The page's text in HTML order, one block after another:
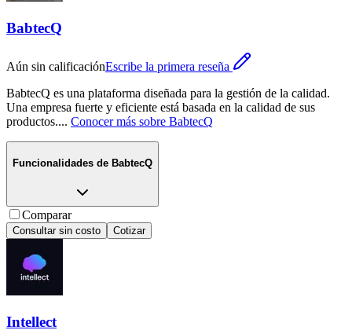
BabtecQ
Aún sin calificaciónEscribe la primera reseña
BabtecQ es una plataforma diseñada para la gestión de la calidad.
Una empresa fuerte y eficiente está basada en la calidad de sus
productos.... Conocer más sobre BabtecQ
Funcionalidades de BabtecQ
Comparar
Consultar sin costo Cotizar
Intellect